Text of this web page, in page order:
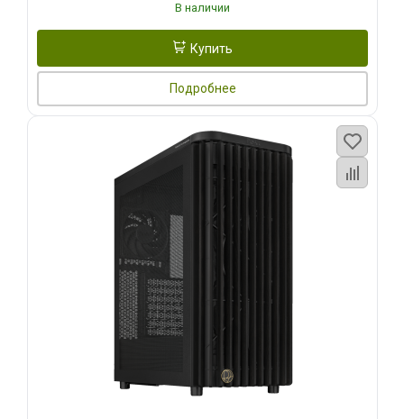
В наличии
Купить
Подробнее